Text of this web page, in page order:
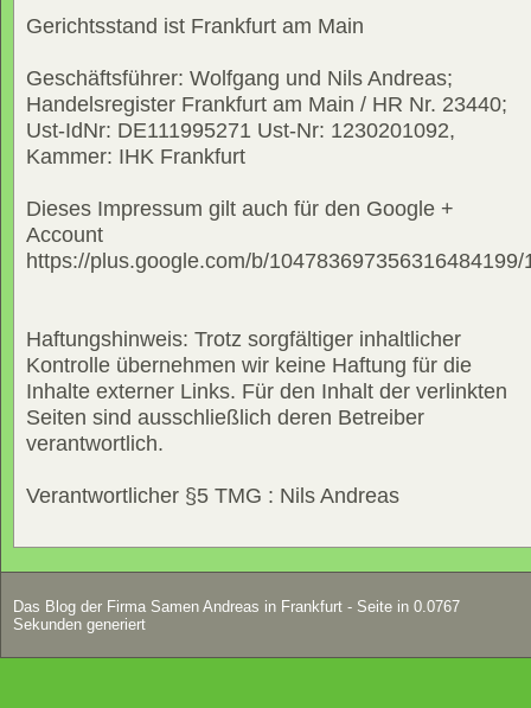
Gerichtsstand ist Frankfurt am Main
Geschäftsführer: Wolfgang und Nils Andreas;
Handelsregister Frankfurt am Main / HR Nr. 23440;
Ust-IdNr: DE111995271 Ust-Nr: 1230201092,
Kammer: IHK Frankfurt
Dieses Impressum gilt auch für den Google +
Account
https://plus.google.com/b/
Haftungshinweis: Trotz sorgfältiger inhaltlicher
Kontrolle übernehmen wir keine Haftung für die
Inhalte externer Links. Für den Inhalt der verlinkten
Seiten sind ausschließlich deren Betreiber
verantwortlich.
Verantwortlicher §5 TMG : Nils Andreas
Das Blog der Firma Samen Andreas in Frankfurt - Seite in 0.0767
Sekunden generiert